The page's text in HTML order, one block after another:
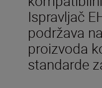
Ispravljač
podržava
proizvoda
standarde